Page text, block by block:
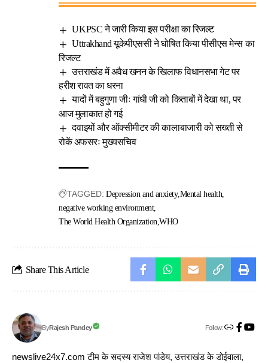
UKPSC ने जारी किया इस परीक्षा का रिजल्ट
Uttrakhand यूकेपीएससी ने घोषित किया पीसीएस मेन्स का
रिजल्ट
उत्तराखंड में अवैध खनन के खिलाफ विधानसभा गेट पर
हरीश रावत का धरना
यादों में बहुगुणा जीः गांधी जी को किताबों में देखा था, पर
आज मुलाकात हो गई
दवाइयों और ऑक्सीमीटर की कालाबाजारी को सख्ती से
रोकें अफसरः मुख्यसचिव
TAGGED: Depression and anxiety Mental health
negative working environment
The World Health Organization WHO
Share This Article
ByRajesh Pandey Follow:
newslive24x7.com टीम के सदस्य राजेश पांडेय, उत्तराखंड के डोईवाला,